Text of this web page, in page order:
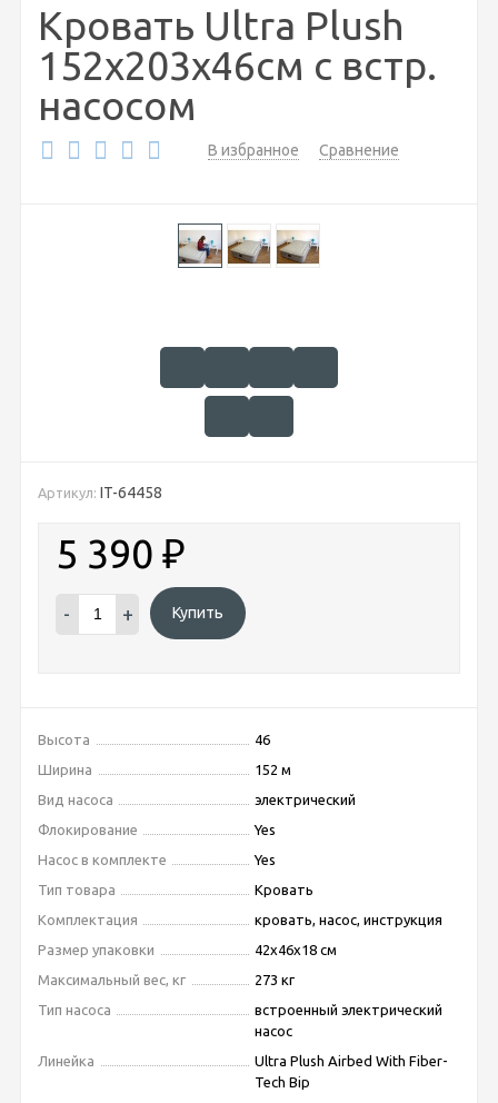
Кровать Ultra Plush
152х203х46см с встр.
насосом
В избранное Сравнение
Артикул: IT-64458
5 390 ₽
- + Купить
Высота
46
Ширина
152 м
Вид насоса
электрический
Флокирование
Yes
Насос в комплекте
Yes
Тип товара
Кровать
Комплектация
кровать, насос, инструкция
Размер упаковки
42х46х18 см
Максимальный вес, кг
273 кг
Тип насоса
встроенный электрический
насос
Линейка
Ultra Plush Airbed With Fiber-
Tech Bip